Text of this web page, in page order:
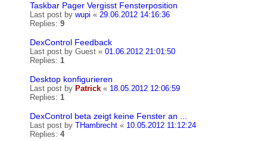
Taskbar Pager Vergisst Fensterposition
Last post by wupi « 29.06.2012 14:16:36
Replies: 9
DexControl Feedback
Last post by Guest « 01.06.2012 21:01:50
Replies: 1
Desktop konfigurieren
Last post by Patrick « 18.05.2012 12:06:59
Replies: 1
DexControl beta zeigt keine Fenster an ...
Last post by THambrecht « 10.05.2012 11:12:24
Replies: 4